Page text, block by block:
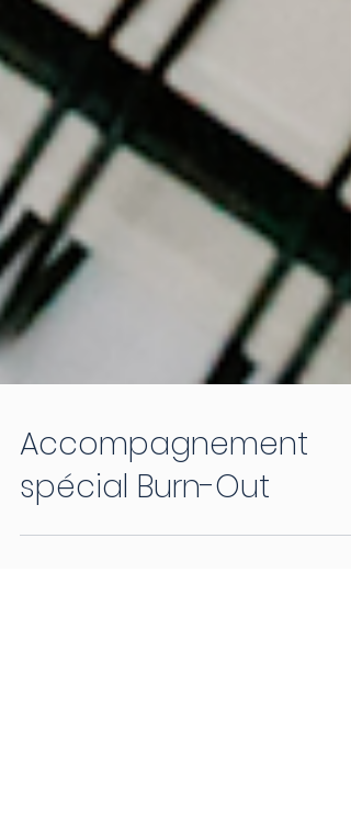
Accompagnement
spécial Burn-Out